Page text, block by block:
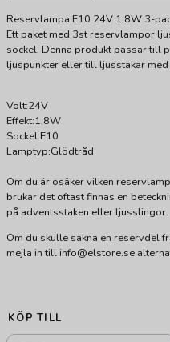
Reservlampa E10 24V 1,8W 3-
Ett paket med 3st reservlampor
sockel. Denna produkt passar till
ljuspunkter eller till ljusstakar
Volt:24V
Effekt:1,8W
Sockel:E10
Lamptyp:Glödtråd
Om du är osäker vilken
brukar det oftast finnas en
på adventsstaken eller ljusslingor.
Om du skulle sakna en reservdel
mejla in till info@elstore.se
KÖP TILL